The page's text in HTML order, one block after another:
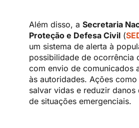
Além disso, aSecretaria
Proteção e Defesa Civil (
um sistema de alerta à
possibilidade de ocorrência
com envio de comunicados
às autoridades. Ações
salvar vidas e reduzir danos
de situações emergenciais.